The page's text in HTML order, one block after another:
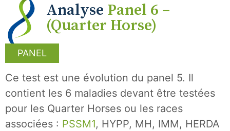
Analyse Panel 6 –
(Quarter Horse)
PANEL
Ce test est une évolution du panel 5. Il
contient les 6 maladies devant être testées
pour les Quarter Horses ou les races
associées : PSSM1, HYPP, MH, IMM, HERDA